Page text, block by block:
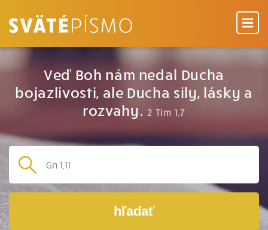
Veď Boh nám nedal Ducha
bojazlivosti, ale Ducha sily, lásky a
rozvahy. 2 Tim 1,7
hľadať